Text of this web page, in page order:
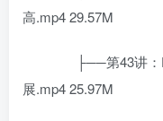
高.mp4 29.57M
├──第43讲：
展.mp4 25.97M